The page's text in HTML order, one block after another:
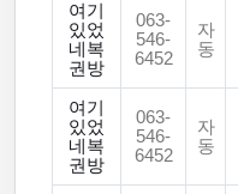
여기
있었
네복
권방
063-
546-
6452
자
동
여기
있었
네복
권방
063-
546-
6452
자
동